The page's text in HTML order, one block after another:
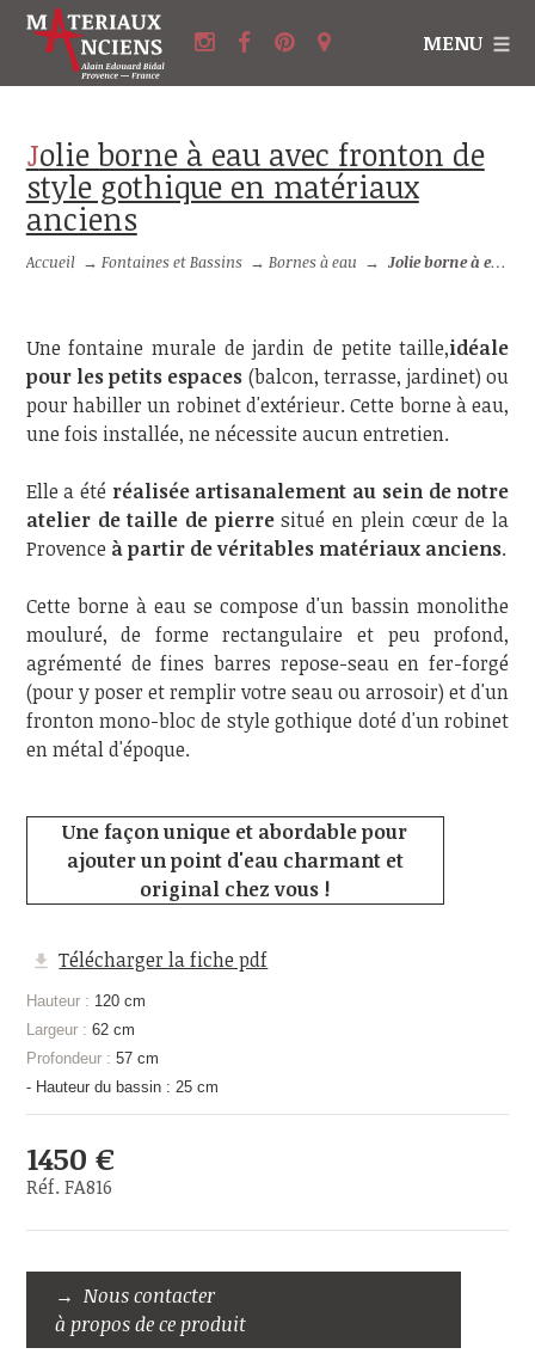
MENU
Jolie borne à eau avec fronton de
style gothique en matériaux
anciens
Accueil → Fontaines et Bassins →Bornes à eau → Jolie borne à eau avec fronton de style gothique en matériaux anciens
Une fontaine murale de jardin de petite taille,idéale
pour les petits espaces (balcon, terrasse, jardinet) ou
pour habiller un robinet d'extérieur. Cette borne à eau,
une fois installée, ne nécessite aucun entretien.
Elle a été réalisée artisanalement au sein de notre
atelier de taille de pierresitué en plein cœur de la
Provence à partir de véritables matériaux anciens.
Cette borne à eau se compose d'un bassin monolithe
mouluré, de forme rectangulaire et peu profond,
agrémenté de fines barres repose-seau en fer-forgé
(pour y poser et remplir votre seau ou arrosoir) et d'un
fronton mono-bloc de style gothique doté d'un robinet
en métal d'époque.
Une façon unique et abordable pour
ajouter un point d'eau charmant et
original chez vous !
Télécharger la fiche pdf
Hauteur : 120 cm
Largeur : 62 cm
Profondeur : 57 cm
- Hauteur du bassin : 25 cm
1450 €
Réf. FA816
Nous contacter
à propos de ce produit